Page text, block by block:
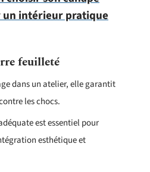
intérieur pratique
feuilleté
dans un atelier, elle garantit
les chocs.
est essentiel pour
esthétique et